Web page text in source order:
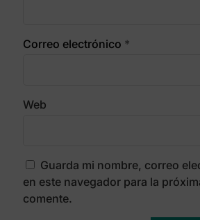
Correo electrónico *
Web
Guarda mi nombre, correo
en este navegador para la
comente.